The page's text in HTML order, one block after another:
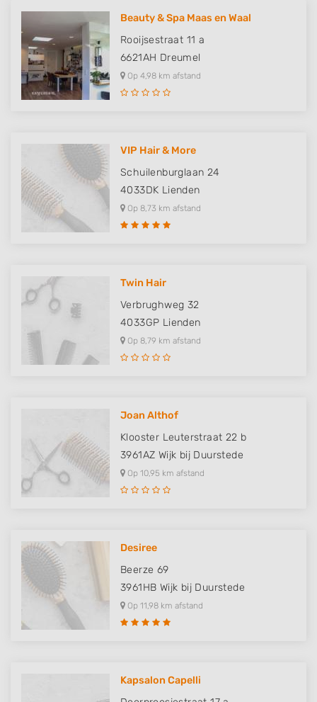
Beauty & Spa Maas en Waal
Rooijsestraat 11 a
6621AH Dreumel
Op 4,98 km afstand
VIP Hair & More
Schuilenburglaan 24
4033DK Lienden
Op 8,73 km afstand
Twin Hair
Verbrughweg 32
4033GP Lienden
Op 8,79 km afstand
Joan Althof
Klooster Leuterstraat 22 b
3961AZ Wijk bij Duurstede
Op 10,95 km afstand
Desiree
Beerze 69
3961HB Wijk bij Duurstede
Op 11,98 km afstand
Kapsalon Capelli